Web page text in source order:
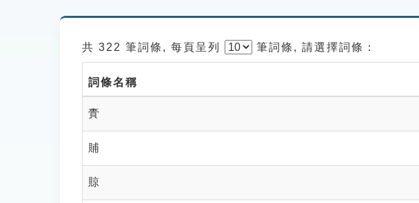
共 322 筆詞條, 每頁呈列 筆詞條, 請選擇詞條：
詞條名稱
䝴
䝵
䝶